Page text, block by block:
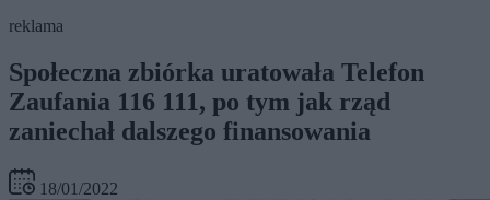
reklama
Społeczna zbiórka uratowała Telefon
Zaufania 116 111, po tym jak rząd
zaniechał dalszego finansowania
18/01/2022